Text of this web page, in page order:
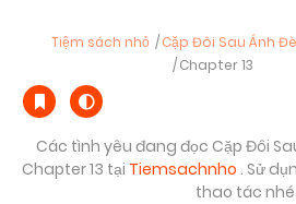
Tiệm sách nhỏ
Cặp Đôi Sau Ánh
Chapter 13
Các tình yêu đang đọc Cặp Đôi
Chapter 13 tại Tiemsachnho . Sử
thao tác nhé